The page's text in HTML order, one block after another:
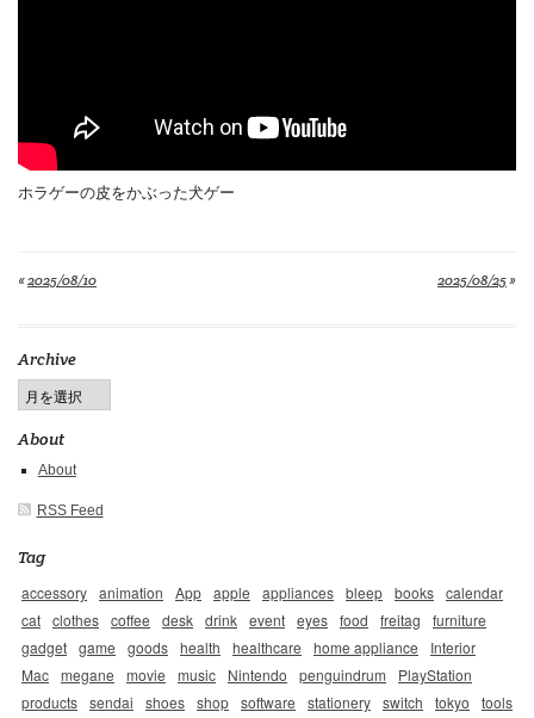
ホラゲーの皮をかぶった犬ゲー
« 2025/08/10 2025/08/25»
Archive
About
About
RSS Feed
Tag
accessory animation App apple appliances bleep books calendar
cat clothes coffee desk drink event eyes food freitag
furniture
gadget game goods health healthcare home appliance
Interior
Mac megane movie music Nintendo penguindrum
PlayStation
products sendai shoes shop software stationery switch tokyo tools